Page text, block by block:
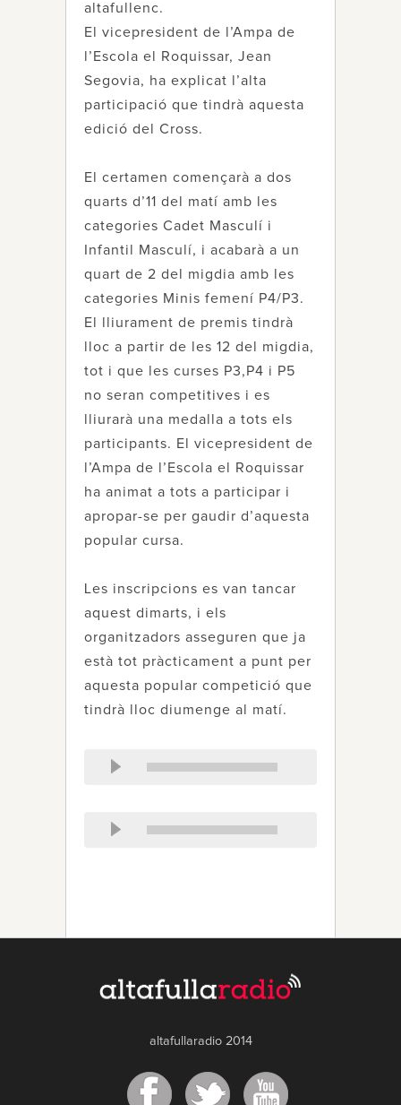
altafullenc.
El vicepresident de l’Ampa de
l’Escola el Roquissar, Jean
Segovia, ha explicat l’alta
participació que tindrà aquesta
edició del Cross.
El certamen començarà a dos
quarts d’11 del matí amb les
categories Cadet Masculí i
Infantil Masculí, i acabarà a un
quart de 2 del migdia amb les
categories Minis femení P4/P3.
El lliurament de premis tindrà
lloc a partir de les 12 del migdia,
tot i que les curses P3,P4 i P5
no seran competitives i es
lliurarà una medalla a tots els
participants. El vicepresident de
l’Ampa de l’Escola el Roquissar
ha animat a tots a participar i
apropar-se per gaudir d’aquesta
popular cursa.
Les inscripcions es van tancar
aquest dimarts, i els
organitzadors asseguren que ja
està tot pràcticament a punt per
aquesta popular competició que
tindrà lloc diumenge al matí.
altafullaradio 2014